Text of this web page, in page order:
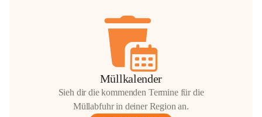
Müllkalender
Sieh dir die kommenden Termine für die
Müllabfuhr in deiner Region an.